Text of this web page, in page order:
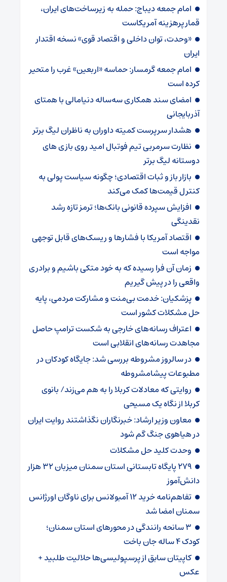
امام جمعه دیباج: حمله به زیرساخت‌های ایران،
قمار پرهزینه آمریکاست
«وحدت، توان داخلی و اقتصاد قوی» نسخه اقتدار
ایران
امام جمعه گرمسار: حماسه «اربعین» غرب را متحیر
کرده است
امضای سند همکاری سه‌ساله دنیامالی با همتای
آذربایجانی
هشدار سرپرست ‌کمیته داوران به ناظران لیگ برتر
نظارت سرمربی تیم‌ فوتبال امید روی بازی های
دوستانه لیگ برتر
بازار باز و ثبات اقتصادی؛ چگونه سیاست پولی به
کنترل قیمت‌ها کمک می‌کند
افزایش سپرده قانونی بانک‌ها؛ ترمز تازه رشد
نقدینگی
اقتصاد آمریکا با فشارها و ریسک‌های قابل توجهی
مواجه است
زمان آن فرا رسیده که به خود متکی باشیم و برادری
واقعی را در پیش گیریم
پزشکیان: خدمت بی‌منت و مشارکت مردمی، پایه
حل مشکلات کشور است
اعتراف رسانه‌های خارجی به شکست ترامپ حاصل
مجاهدت رسانه‌های انقلابی است
در سالروز مشروطه بررسی شد: جایگاه کودکان در
مطبوعات پیشامشروطه
روایتی که معادلات کربلا را به هم می‌زند/ بانوی
کربلا از نگاه یک مسیحی
معاون وزیر ارشاد: خبرنگاران نگذاشتند روایت ایران
در هیاهوی جنگ گم شود
وحدت کلید حل مشکلات
۲۷۹ پایگاه تابستانی استان سمنان میزبان ۳۲ هزار
دانش‌آموز
تفاهم‌نامه خرید ۱۲ آمبولانس برای ناوگان اورژانس
سمنان امضا شد
۳ سانحه رانندگی در محورهای استان سمنان؛
کودک ۴ ساله جان باخت
کاپیتان سابق از پرسپولیسی‌ها حلالیت طلبید +
عکس